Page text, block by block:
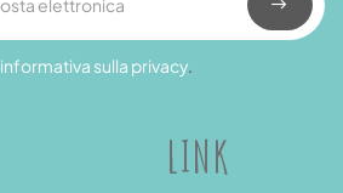
LINK
informativa sulla privacy.